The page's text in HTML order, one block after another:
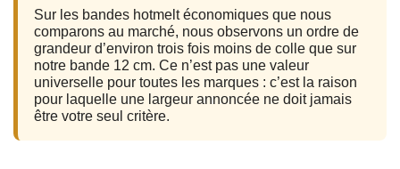
Sur les bandes hotmelt économiques que nous
comparons au marché, nous observons un ordre de
grandeur d’environ trois fois moins de colle que sur
notre bande 12 cm. Ce n’est pas une valeur
universelle pour toutes les marques : c’est la raison
pour laquelle une largeur annoncée ne doit jamais
être votre seul critère.